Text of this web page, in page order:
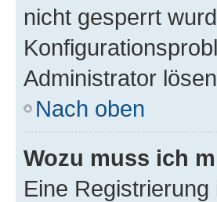
nicht gesperrt
Administrator
Nach oben
Wozu muss ich
Eine